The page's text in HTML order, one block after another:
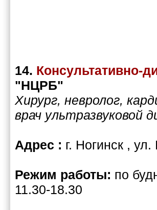
14. Консультативно-
"НЦРБ"
Хирург, невролог,
врач ультразвуковой
Адрес : г. Ногинск ,
Режим работы: по
11.30-18.30